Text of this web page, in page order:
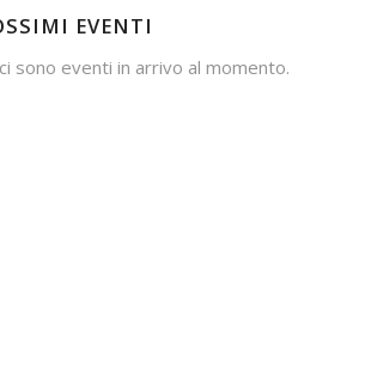
EVENTI
sono eventi in arrivo al momento.